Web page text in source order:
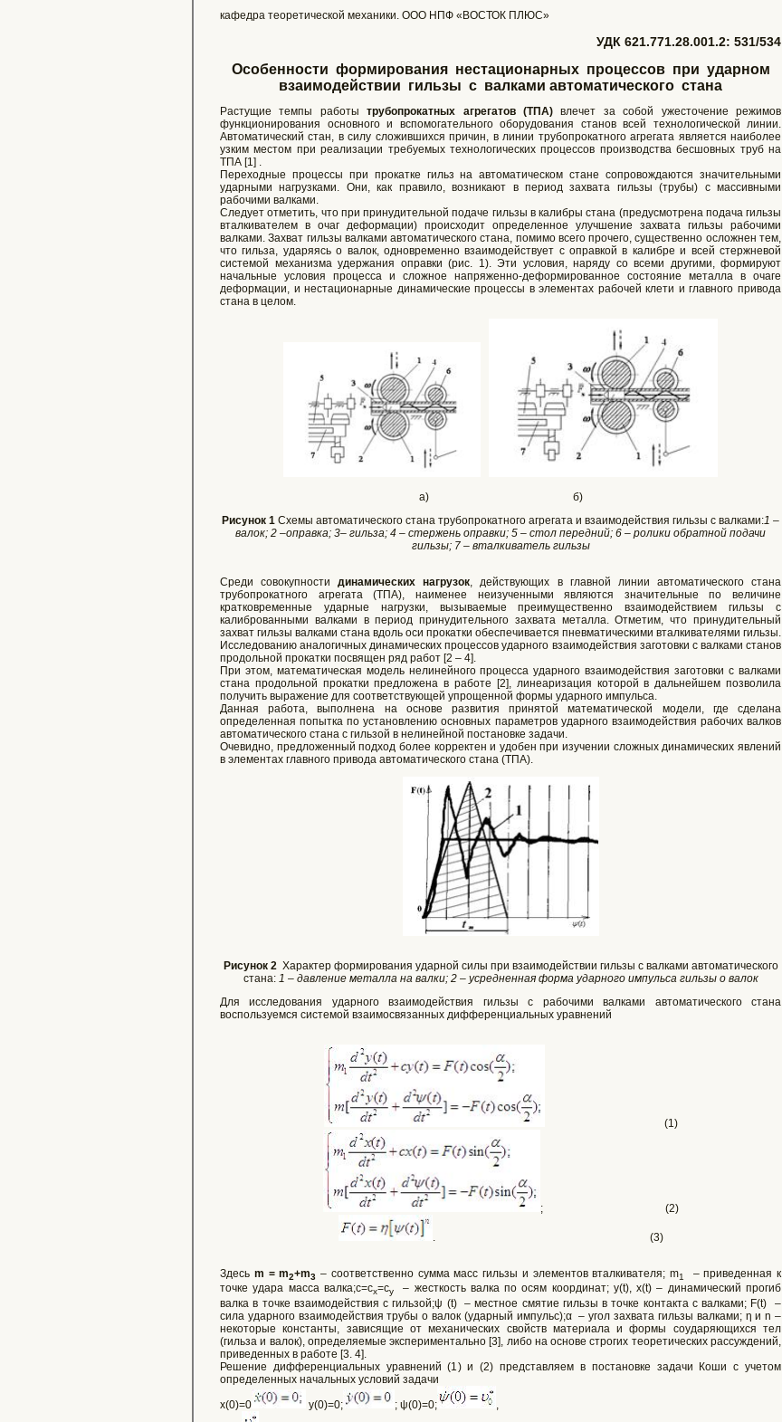
кафедра теоретической механики. ООО НПФ «ВОСТОК ПЛЮС»
УДК 621.771.28.001.2: 531/534
Особенности формирования нестационарных процессов при ударном
взаимодействии гильзы с валками автоматического стана
Растущие темпы работытрубопрокатных агрегатов (ТПА) влечет за собой ужесточение режимов
функционирования основного и вспомогательного оборудования станов всей технологической линии.
Автоматический стан, в силу сложившихся причин, в линии трубопрокатного агрегата является наиболее
узким местом при реализации требуемых технологических процессов производства бесшовных труб на
ТПА [1] .
Переходные процессы при прокатке гильз на автоматическом стане сопровождаются значительными
ударными нагрузками. Они, как правило, возникают в период захвата гильзы (трубы) с массивными
рабочими валками.
Следует отметить, что при принудительной подаче гильзы в калибры стана (предусмотрена подача гильзы
вталкивателем в очаг деформации) происходит определенное улучшение захвата гильзы рабочими
валками. Захват гильзы валками автоматического стана, помимо всего прочего, существенно осложнен тем,
что гильза, ударяясь о валок, одновременно взаимодействует с оправкой в калибре и всей стержневой
системой механизма удержания оправки (рис. 1). Эти условия, наряду со всеми другими, формируют
начальные условия процесса и сложное напряженно-деформированное состояние металла в очаге
деформации, и нестационарные динамические процессы в элементах рабочей клети и главного привода
стана в целом.
а) б)
Рисунок 1 Схемы автоматического стана трубопрокатного агрегата и взаимодействия гильзы с валками:1 –
валок; 2 –оправка; 3– гильза; 4 – стержень оправки; 5 – стол передний; 6 – ролики обратной подачи
гильзы; 7 – вталкиватель гильзы
Среди совокупностидинамических нагрузок, действующих в главной линии автоматического стана
трубопрокатного агрегата (ТПА), наименее неизученными являются значительные по величине
кратковременные ударные нагрузки, вызываемые преимущественно взаимодействием гильзы с
калиброванными валками в период принудительного захвата металла. Отметим, что принудительный
захват гильзы валками стана вдоль оси прокатки обеспечивается пневматическими вталкивателями гильзы.
Исследованию аналогичных динамических процессов ударного взаимодействия заготовки с валками станов
продольной прокатки посвящен ряд работ [2 – 4].
При этом, математическая модель нелинейного процесса ударного взаимодействия заготовки с валками
стана продольной прокатки предложена в работе [2], линеаризация которой в дальнейшем позволила
получить выражение для соответствующей упрощенной формы ударного импульса.
Данная работа, выполнена на основе развития принятой математической модели, где сделана
определенная попытка по установлению основных параметров ударного взаимодействия рабочих валков
автоматического стана с гильзой в нелинейной постановке задачи.
Очевидно, предложенный подход более корректен и удобен при изучении сложных динамических явлений
в элементах главного привода автоматического стана (ТПА).
Рисунок 2 Характер формирования ударной силы при взаимодействии гильзы с валками автоматического
стана: 1 – давление металла на валки; 2 – усредненная форма ударного импульса гильзы о валок
Для исследования ударного взаимодействия гильзы с рабочими валками автоматического стана
воспользуемся системой взаимосвязанных дифференциальных уравнений
(1)
; (2)
. (3)
Здесь m = m2+m3 – соответственно сумма масс гильзы и элементов вталкивателя; m1
– приведенная к
точке удара масса валка;c=cx=cy– жесткость валка по осям координат; y(t), x(t) – динамический прогиб
валка в точке взаимодействия с гильзой;ψ (t) – местное смятие гильзы в точке контакта с валками; F(t) –
сила ударного взаимодействия трубы о валок (ударный импульс);α – угол захвата гильзы валками; η и n –
некоторые константы, зависящие от механических свойств материала и формы соударяющихся тел
(гильза и валок), определяемые экспериментально [3], либо на основе строгих теоретических рассуждений,
приведенных в работе [3. 4].
Решение дифференциальных уравнений (1) и (2) представляем в постановке задачи Коши с учетом
определенных начальных условий задачи
x(0)=0
y(0)=0; ; ψ(0)=0;